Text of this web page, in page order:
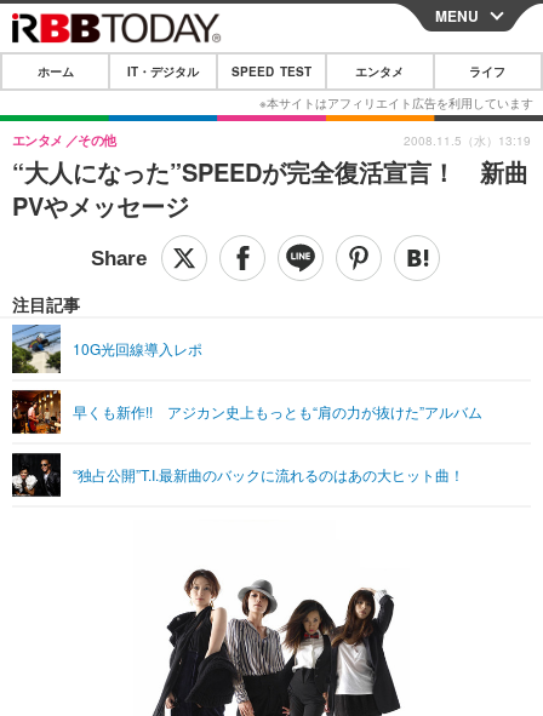
CLOSE
ホーム
IT・デジタル
IT・デジタルTOP スマートフォン
ショッピング その他
SPEED TEST
エンタメTOP 映画・ドラマ
グラビア ブログ
ショッピング その他
ライフTOP
リリース一覧
プッシュ通知の停止方法
MENU
ホーム IT・デジタル SPEED TEST エンタメ ライフ
“大人になった”SPEEDが完全復活宣言！ 新曲
PVやメッセージ
エンタメ その他
注目記事
10G光回線導入レポ
早くも新作!! アジカン史上もっとも“肩の力が抜けた”アルバム
“独占公開”T.I.最新曲のバックに流れるのはあの大ヒット曲！
2008.11.5（水）13:19